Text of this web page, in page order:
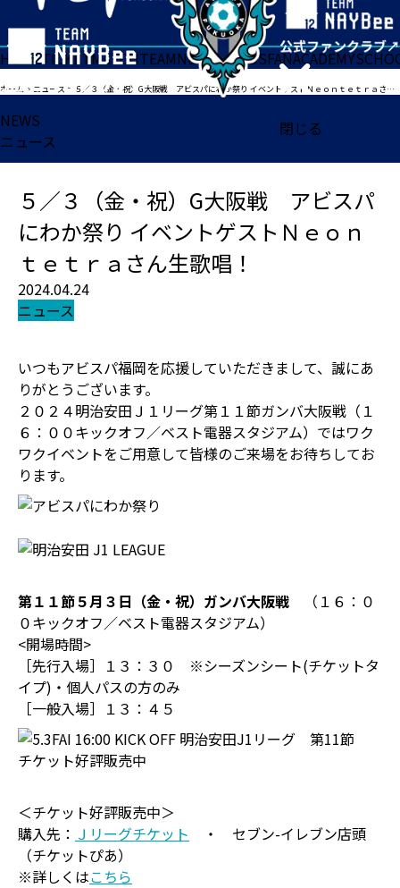
閉じる
HOMETICKETMATCHTEAMNEWSGOODSFANACADEMY
ホーム > ニュース > ５／３（金・祝）G大阪戦 アビスパにわか祭り イベントゲストＮｅｏｎｔｅｔｒａさん生歌唱！
NEWS
ニュース
５／３（金・祝）G大阪戦 アビスパ
にわか祭り イベントゲストＮｅｏｎ
ｔｅｔｒａさん生歌唱！
2024.04.24
ニュース
いつもアビスパ福岡を応援していただきまして、誠にあ
りがとうございます。
２０２４明治安田Ｊ１リーグ第１１節ガンバ大阪戦（１
６：００キックオフ／ベスト電器スタジアム）ではワク
ワクイベントをご用意して皆様のご来場をお待ちしてお
ります。
第１１節５月３日（金・祝）ガンバ大阪戦 （１６：０
０キックオフ／ベスト電器スタジアム）
<開場時間>
［先行入場］１３：３０ ※シーズンシート(チケットタ
イプ)・個人パスの方のみ
［一般入場］１３：４５
＜チケット好評販売中＞
購入先： Ｊリーグチケット ・ セブン-イレブン店頭
（チケットぴあ）
※詳しくはこちら